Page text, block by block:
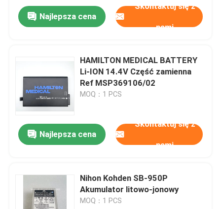
Najlepsza cena
Skontaktuj się z
nami
HAMILTON MEDICAL BATTERY
Li-ION 14.4V Część zamienna
Ref MSP369106/02
MOQ：1 PCS
Najlepsza cena
Skontaktuj się z
nami
Nihon Kohden SB-950P
Akumulator litowo-jonowy
MOQ：1 PCS